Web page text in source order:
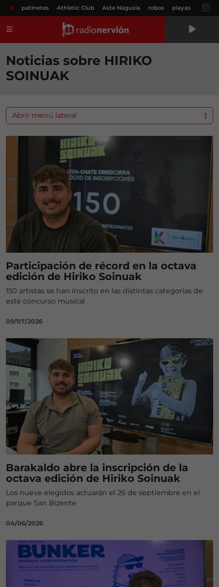
# patinetes Athletic Club Aste Nagusia robos playas
Noticias sobre HIRIKO
SOINUAK
Participación de récord en la octava
edición de Hiriko Soinuak
150 artistas se han inscrito en las distintas categorías de
este concurso musical
09/07/2026
Barakaldo abre la inscripción de la
octava edición de Hiriko Soinuak
Los nueve elegidos actuarán el 26 de septiembre en el
parque San Bizente
04/06/2026
Abrir menú lateral